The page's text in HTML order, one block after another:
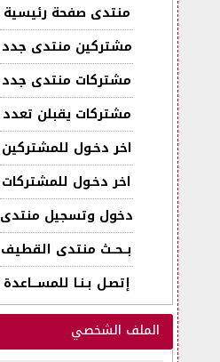
منتدى صفحة رئيسية
مشتركين منتدى جدد
مشتركات منتدى جدد
مشتركات يقبلن تعدد
اخر دخـول للمشتركين
اخر دخـول للمشتركات
دخول وتسجيل منتدى
بــحــث منتدى القطيف
إتصـل بـنـا للمســـاعدة
الملف الشخصي